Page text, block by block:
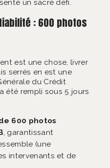
un sacré défi.
: 600 photos
est une chose, livrer
serrés en est une
du Crédit
été rempli sous 5 jours
600 photos
, garantissant
(une
intervenants et de